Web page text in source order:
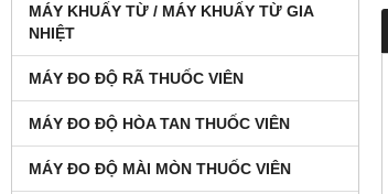
MÁY KHUẤY TỪ / MÁY KHUẤY TỪ GIA
NHIỆT
MÁY ĐO ĐỘ RÃ THUỐC VIÊN
MÁY ĐO ĐỘ HÒA TAN THUỐC VIÊN
MÁY ĐO ĐỘ MÀI MÒN THUỐC VIÊN